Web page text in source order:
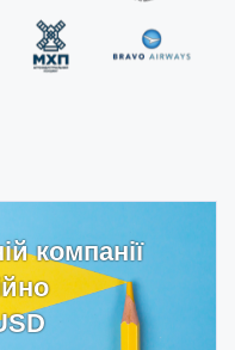
компанії